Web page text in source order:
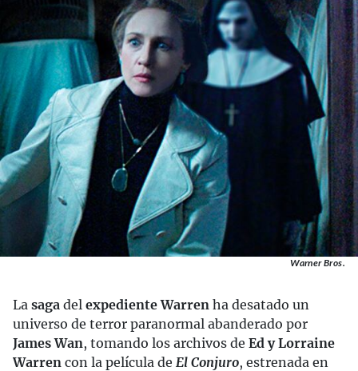
Warner Bros.
La saga del expediente Warren ha desatado un
universo de terror paranormal abanderado por
James Wan, tomando los archivos de Ed y Lorraine
Warren con la película de El Conjuro, estrenada en